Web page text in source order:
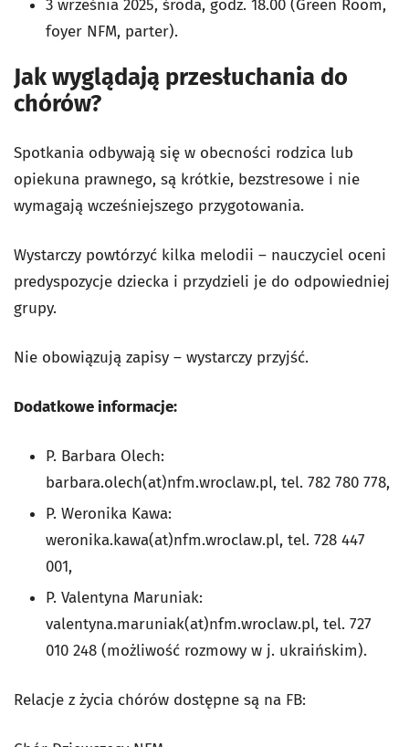
3 września 2025, środa, godz. 18.00 (Green Room,
foyer NFM, parter).
Jak wyglądają przesłuchania do
chórów?
Spotkania odbywają się w obecności rodzica lub
opiekuna prawnego, są krótkie, bezstresowe i nie
wymagają wcześniejszego przygotowania.
Wystarczy powtórzyć kilka melodii – nauczyciel oceni
predyspozycje dziecka i przydzieli je do odpowiedniej
grupy.
Nie obowiązują zapisy – wystarczy przyjść.
Dodatkowe informacje:
P. Barbara Olech:
barbara.olech(at)nfm.wroclaw.pl, tel. 782 780 778,
P. Weronika Kawa:
weronika.kawa(at)nfm.wroclaw.pl, tel. 728 447
001,
P. Valentyna Maruniak:
valentyna.maruniak(at)nfm.wroclaw.pl, tel. 727
010 248 (możliwość rozmowy w j. ukraińskim).
Relacje z życia chórów dostępne są na FB: